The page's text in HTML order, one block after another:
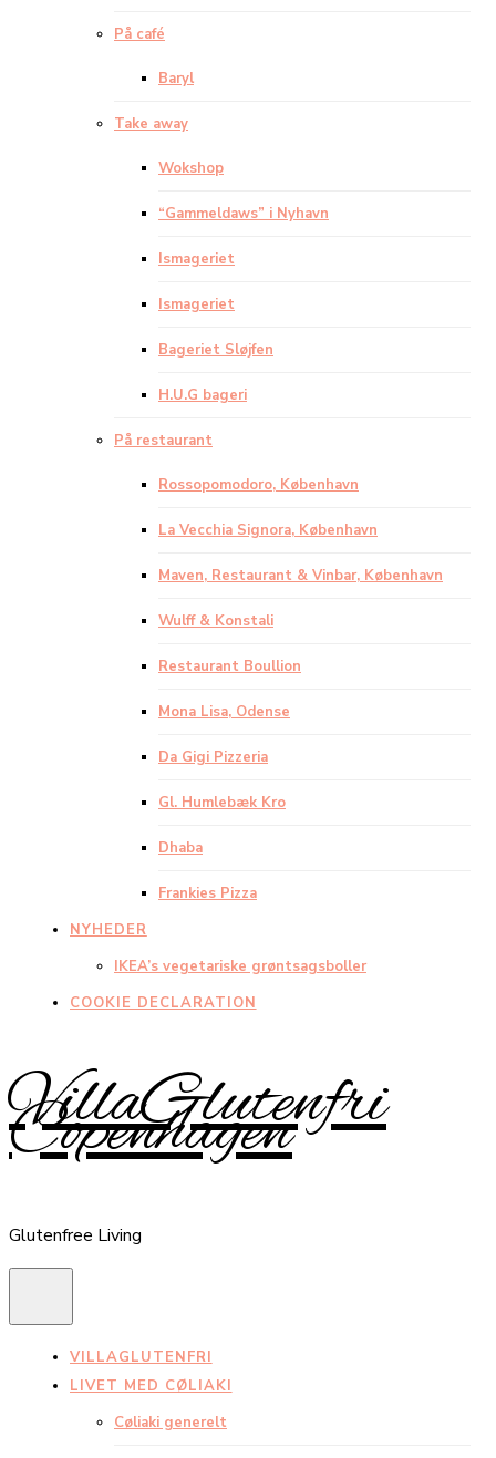
På café
Baryl
Take away
Wokshop
“Gammeldaws” i Nyhavn
Ismageriet
Ismageriet
Bageriet Sløjfen
H.U.G bageri
På restaurant
Rossopomodoro, København
La Vecchia Signora, København
Maven, Restaurant & Vinbar, København
Wulff & Konstali
Restaurant Boullion
Mona Lisa, Odense
Da Gigi Pizzeria
Gl. Humlebæk Kro
Dhaba
Frankies Pizza
NYHEDER
IKEA’s vegetariske grøntsagsboller
COOKIE DECLARATION
VillaGlutenfri
Copenhagen
Glutenfree Living
VILLAGLUTENFRI
LIVET MED CØLIAKI
Cøliaki generelt